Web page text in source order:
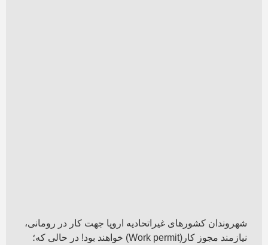
شهروندان کشورهای غیراتحادیه اروپا جهت کار در رومانی،
نیازمند مجوز کار(Work permit) خواهند بود! در حالی که؛